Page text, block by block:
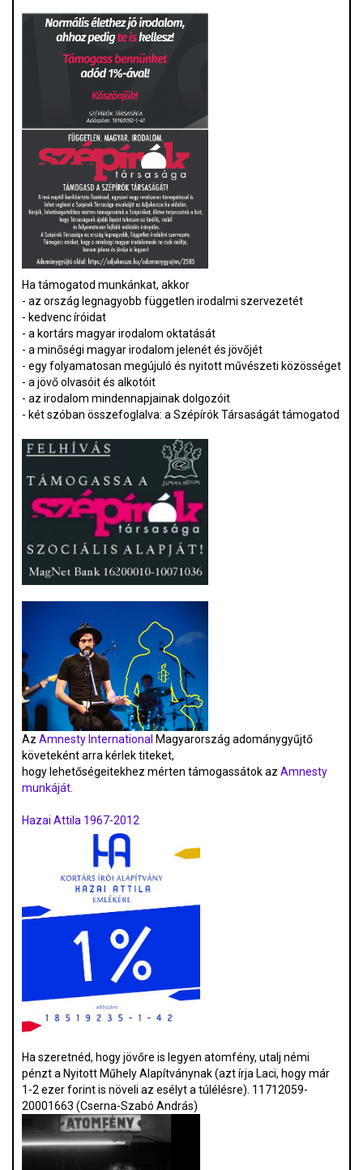
Ha támogatod munkánkat, akkor
- az ország legnagyobb független irodalmi szervezetét
- kedvenc íróidat
- a kortárs magyar irodalom oktatását
- a minőségi magyar irodalom jelenét és jövőjét
- egy folyamatosan megújuló és nyitott művészeti közösséget
- a jövő olvasóit és alkotóit
- az irodalom mindennapjainak dolgozóit
- két szóban összefoglalva: a Szépírók Társaságát támogatod
Az Amnesty International Magyarország adománygyűjtő
követeként arra kérlek titeket,
hogy lehetőségeitekhez mérten támogassátok az Amnesty
munkáját.
Hazai Attila 1967-2012
Ha szeretnéd, hogy jövőre is legyen atomfény, utalj némi
pénzt a Nyitott Műhely Alapítványnak (azt írja Laci, hogy már
1-2 ezer forint is növeli az esélyt a túlélésre). 11712059-
20001663 (Cserna-Szabó András)